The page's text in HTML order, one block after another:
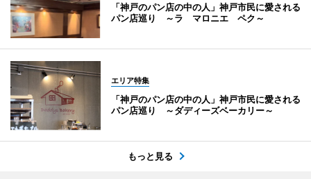
「神戸のパン店の中の人」神戸市民に愛される
パン店巡り ～ラ マロニエ ペク～
エリア特集
「神戸のパン店の中の人」神戸市民に愛される
パン店巡り ～ダディーズベーカリー～
もっと見る